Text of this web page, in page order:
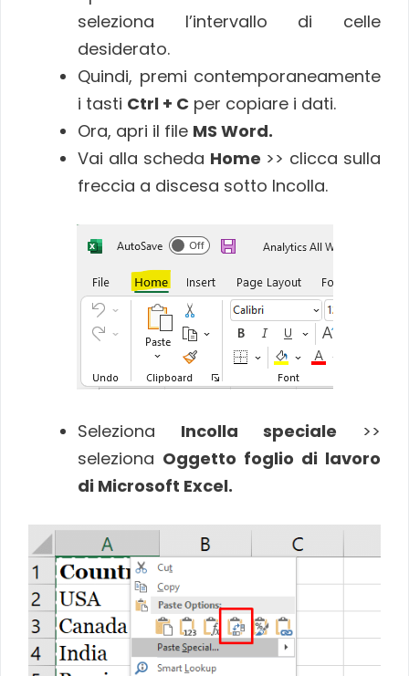
seleziona l’intervallo di celle
desiderato.
Quindi, premi contemporaneamente
i tasti Ctrl + C per copiare i dati.
Ora, apri il file MS Word.
Vai alla scheda Home >> clicca sulla
freccia a discesa sotto Incolla.
Seleziona Incolla speciale >>
seleziona Oggetto foglio di lavoro
di Microsoft Excel.